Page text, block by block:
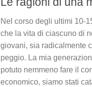
Nel corso degli ultimi 10-
che la vita di ciascuno di
giovani, sia radicalmente
peggio. La mia
potuto nemmeno fare il
economico, siamo stati